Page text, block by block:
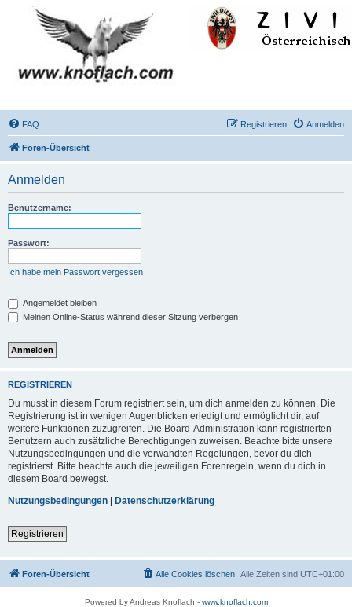
FAQ Anmelden
Registrieren
Foren-Übersicht
Anmelden
Benutzername:
Passwort:
Ich habe mein Passwort vergessen
Angemeldet bleiben
Meinen Online-Status während dieser Sitzung verbergen
REGISTRIEREN
Du musst in diesem Forum registriert sein, um dich anmelden zu können. Die
Registrierung ist in wenigen Augenblicken erledigt und ermöglicht dir, auf
weitere Funktionen zuzugreifen. Die Board-Administration kann registrierten
Benutzern auch zusätzliche Berechtigungen zuweisen. Beachte bitte unsere
Nutzungsbedingungen und die verwandten Regelungen, bevor du dich
registrierst. Bitte beachte auch die jeweiligen Forenregeln, wenn du dich in
diesem Board bewegst.
Nutzungsbedingungen | Datenschutzerklärung
Registrieren
Foren-Übersicht Alle Zeiten sind UTC+01:00
Alle Cookies löschen
Powered by Andreas Knoflach - www.knoflach.com